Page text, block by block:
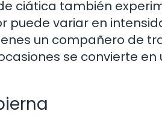
ciática también
puede variar en
un compañero de
se convierte en